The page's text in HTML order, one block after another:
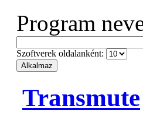
Program
Szoftverek oldalanként:
Transmute